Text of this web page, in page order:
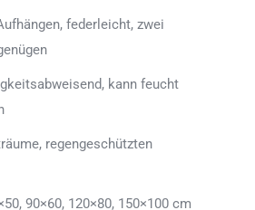
federleicht, zwei
kann feucht
regengeschützten
90×60, 120×80, 150×100 cm